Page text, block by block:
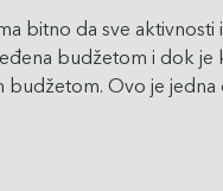
bitno da sve
budžetom i dok
budžetom. Ovo je